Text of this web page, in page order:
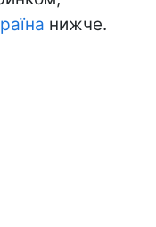
нижче.